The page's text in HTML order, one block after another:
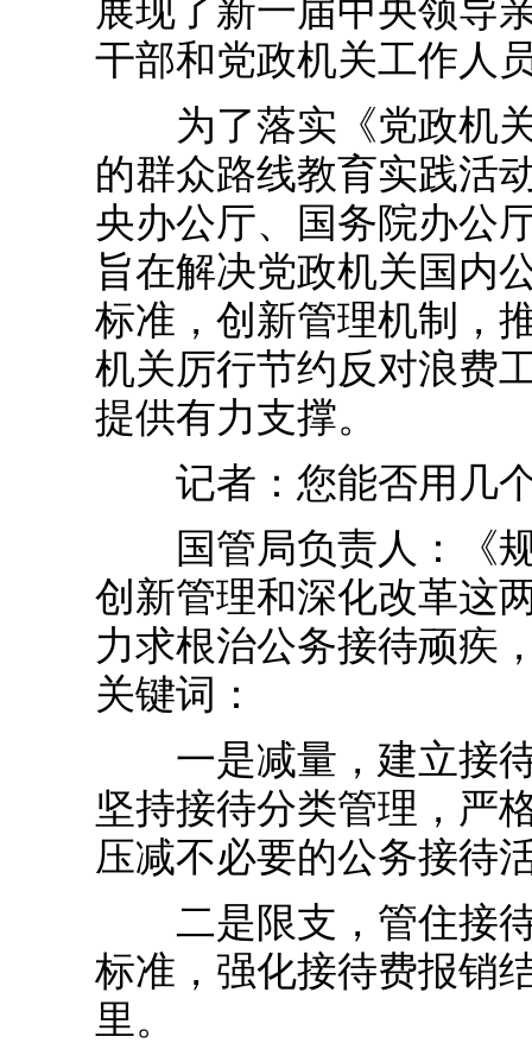
展现了新一届中央领导
干部和党政机关工作人
为了落实《党政机关
的群众路线教育实践活
央办公厅、国务院办公
旨在解决党政机关国内
标准，创新管理机制，
机关厉行节约反对浪费
提供有力支撑。
记者：您能否用几个
国管局负责人：《规
创新管理和深化改革这
力求根治公务接待顽疾
关键词：
一是减量，建立接待
坚持接待分类管理，严
压减不必要的公务接待
二是限支，管住接待
标准，强化接待费报销
里。